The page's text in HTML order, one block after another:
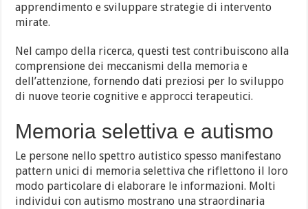
apprendimento e sviluppare strategie di intervento
mirate.
Nel campo della ricerca, questi test contribuiscono alla
comprensione dei meccanismi della memoria e
dell’attenzione, fornendo dati preziosi per lo sviluppo
di nuove teorie cognitive e approcci terapeutici.
Memoria selettiva e autismo
Le persone nello spettro autistico spesso manifestano
pattern unici di memoria selettiva che riflettono il loro
modo particolare di elaborare le informazioni. Molti
individui con autismo mostrano una straordinaria